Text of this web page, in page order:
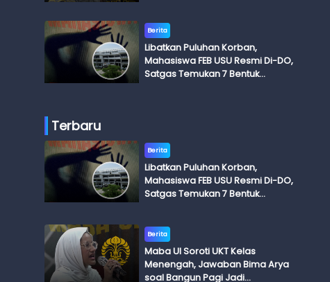
Berita
Libatkan Puluhan Korban,
Mahasiswa FEB USU Resmi Di-DO,
Satgas Temukan 7 Bentuk
Terbaru
Berita
Libatkan Puluhan Korban,
Mahasiswa FEB USU Resmi Di-DO,
Satgas Temukan 7 Bentuk
Berita
Maba UI Soroti UKT Kelas
Menengah, Jawaban Bima Arya
soal Bangun Pagi Jadi